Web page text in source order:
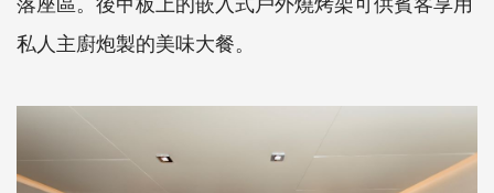
私人主廚炮製的美味大餐。